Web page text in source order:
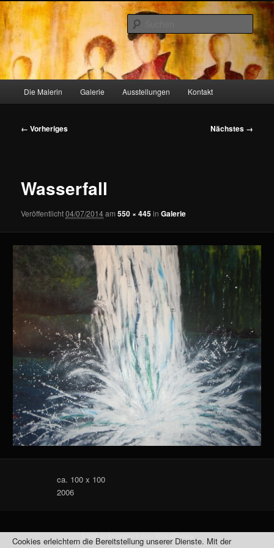
Zum
primären
Inhalt
springenheidiskunst.de
Die Malerin Galerie Ausstellungen Kontakt
Bilder-
← Vorheriges Nächstes →
Wasserfall
Veröffentlicht04/07/2014am550 × 445inGalerie
ca. 100 x 100
2006
Stolz präsentiert von WordPress
Cookies erleichtern die Bereitstellung unserer Dienste. Mit der